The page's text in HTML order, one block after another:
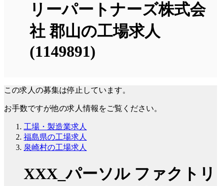
リーパートナーズ株式会
社 郡山の工場求人
(1149891)
この求人の募集は停止しています。
お手数ですが他の求人情報をご覧ください。
工場・製造業求人
福島県の工場求人
泉崎村の工場求人
XXX_パーソル ファクトリ